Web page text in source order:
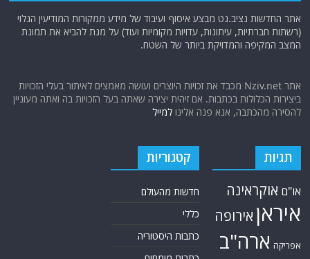
אתר החדשות נציב.נט מבצע איסוף ועיבוד של מידע ממקורות המודיעין הגלוי
(רשתות חברתיות, עיתונות, עדויות מקומיות ועוד) על מנת להביא את תמונת
המצב המקיפה והמדויקת ביותר של השטח.
אתר Nziv.net מכבד את זכויות היוצרים ועושה מאמצים לאיתור בעלי הזכויות
ביצירות הכלולות בכתבות. אם זיהית יצירה שאתה בעל הזכויות בה ואתה מעוניין
להסירה מהכתבה, אנא פנה אלינולמייל
תגיות
או"ם אוקראינה
איראן אירופה
אפריקה ארה"ב
קטגוריות
חדשות מהעולם
כללי
כתבות היסטוריה